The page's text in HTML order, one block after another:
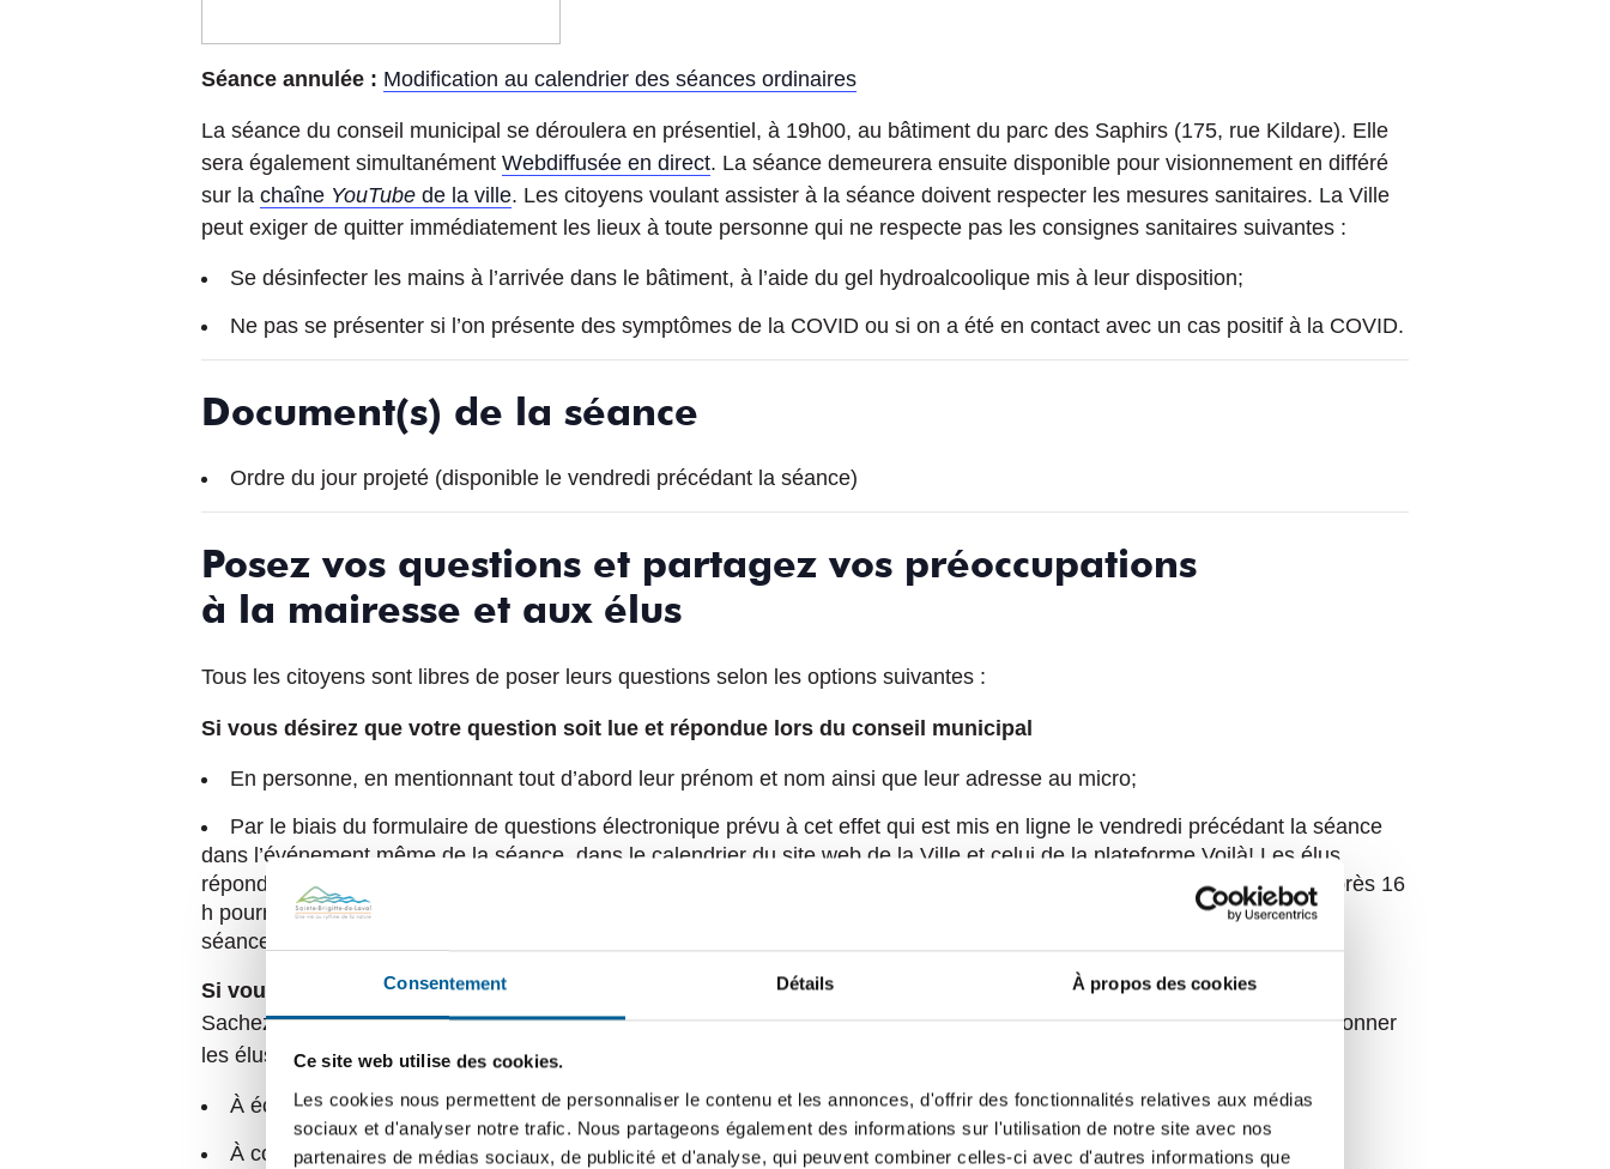
Consentement Détails À propos des cookies
Ce site web utilise des cookies.
Les cookies nous permettent de personnaliser le contenu et les annonces, d'offrir des fonctionnalités relatives aux médias
sociaux et d'analyser notre trafic. Nous partageons également des informations sur l'utilisation de notre site avec nos
partenaires de médias sociaux, de publicité et d'analyse, qui peuvent combiner celles-ci avec d'autres informations que
Séance annulée : Modification au calendrier des séances ordinaires
La séance du conseil municipal se déroulera en présentiel, à 19h00, au bâtiment du parc des Saphirs (175, rue Kildare). Elle
sera également simultanément Webdiffusée en direct. La séance demeurera ensuite disponible pour visionnement en différé
sur la chaîne YouTube de la ville. Les citoyens voulant assister à la séance doivent respecter les mesures sanitaires. La Ville
peut exiger de quitter immédiatement les lieux à toute personne qui ne respecte pas les consignes sanitaires suivantes :
Se désinfecter les mains à l’arrivée dans le bâtiment, à l’aide du gel hydroalcoolique mis à leur disposition;
Ne pas se présenter si l’on présente des symptômes de la COVID ou si on a été en contact avec un cas positif à la COVID.
Document(s) de la séance
Ordre du jour projeté (disponible le vendredi précédant la séance)
Posez vos questions et partagez vos préoccupations
à la mairesse et aux élus
Tous les citoyens sont libres de poser leurs questions selon les options suivantes :
Si vous désirez que votre question soit lue et répondue lors du conseil municipal
En personne, en mentionnant tout d’abord leur prénom et nom ainsi que leur adresse au micro;
Par le biais du formulaire de questions électronique prévu à cet effet qui est mis en ligne le vendredi précédant la séance
dans l’événement même de la séance, dans le calendrier du site web de la Ville et celui de la plateforme Voilà! Les élus
répondront aux questions qui auront été transmises avant 16 h, la journée même de la séance. Les questions reçues après 16
h pourraient ne pas recevoir de réponse en séance. Par contre, elles seront tout de même transmises aux élus après la
séance du conseil municipal.
Si vous NE désirez PAS que votre question soit lue et répondue lors du conseil municipal
Sachez qu’il est toujours possible de contacter les conseillers municipaux ou le maire. Ainsi, les citoyens désirant questionner
les élus ou pour toute question ne nécessitant pas une réponse en séance du conseil, sont invités :
À écrire directement aux élus. Consultez lescoordonnées des conseillers municipaux(téléphone et courriel);
À communiquer avec la mairie àmairie@sbdl.netqui assurera le suivi.